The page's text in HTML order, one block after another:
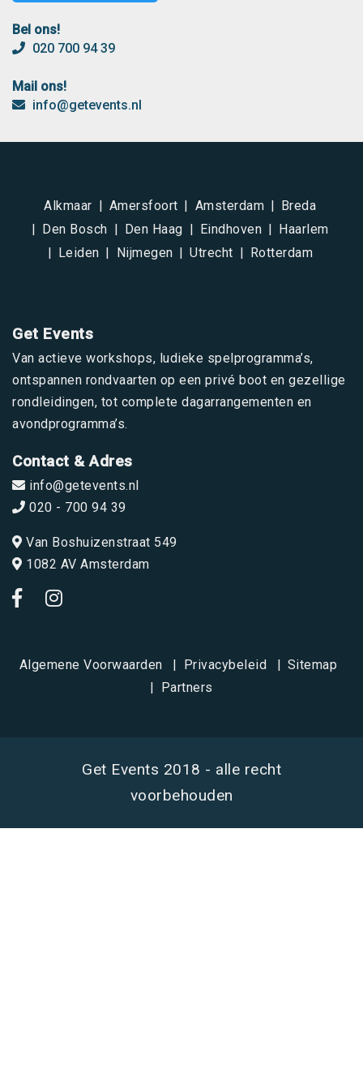
Bel ons!
020 700 94 39
Mail ons!
info@getevents.nl
Alkmaar Amersfoort Amsterdam
Breda
Den Bosch
Den Haag Eindhoven
Haarlem
Leiden
Nijmegen Utrecht Rotterdam
Get Events
Van actieve workshops, ludieke spelprogramma’s,
ontspannen rondvaarten op een privé boot en gezellige
rondleidingen, tot complete dagarrangementen en
avondprogramma’s.
Contact & Adres
info@getevents.nl
020 - 700 94 39
Van Boshuizenstraat 549
1082 AV Amsterdam
Algemene Voorwaarden Privacybeleid
Sitemap
Partners
Get Events 2018 - alle recht
voorbehouden